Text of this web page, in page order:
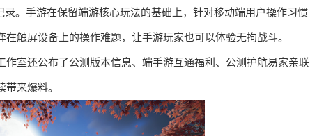
。手游在保留端游核心玩法的基础上，针对移动端用户操作习惯
触屏设备上的操作难题，让手游玩家也可以体验无拘战斗。
室还公布了公测版本信息、端手游互通福利、公测护航易家亲联
来爆料。